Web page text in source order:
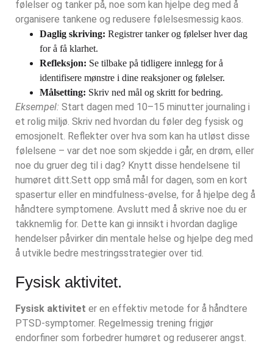
følelser og tanker på, noe som kan hjelpe deg med å
organisere tankene og redusere følelsesmessig kaos.
Daglig skriving: Registrer tanker og følelser hver dag
for å få klarhet.
Refleksjon: Se tilbake på tidligere innlegg for å
identifisere mønstre i dine reaksjoner og følelser.
Målsetting: Skriv ned mål og skritt for bedring.
Eksempel: Start dagen med 10–15 minutter journaling i
et rolig miljø. Skriv ned hvordan du føler deg fysisk og
emosjonelt. Reflekter over hva som kan ha utløst disse
følelsene – var det noe som skjedde i går, en drøm, eller
noe du gruer deg til i dag? Knytt disse hendelsene til
humøret ditt. Sett opp små mål for dagen, som en kort
spasertur eller en mindfulness-øvelse, for å hjelpe deg å
håndtere symptomene. Avslutt med å skrive noe du er
takknemlig for. Dette kan gi innsikt i hvordan daglige
hendelser påvirker din mentale helse og hjelpe deg med
å utvikle bedre mestringsstrategier over tid.
Fysisk aktivitet.
Fysisk aktivitet er en effektiv metode for å håndtere
PTSD-symptomer. Regelmessig trening frigjør
endorfiner som forbedrer humøret og reduserer angst.